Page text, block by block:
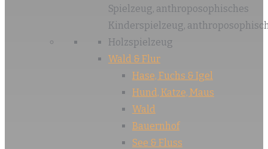
Wald & Flur
Hase, Fuchs & Igel
Hund, Katze, Maus
Wald
Bauernhof
See & Fluss